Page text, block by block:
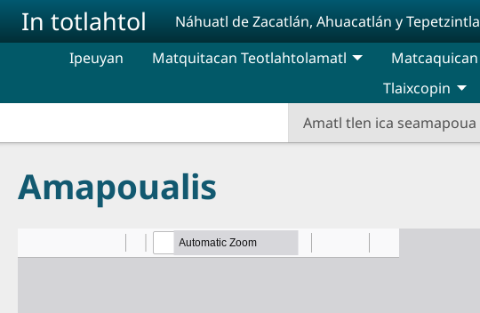
Pasar al contenido principal
In totlahtol Náhuatl de Zacatlán, Ahuacatlán y Tepetzintla
Ipeuyan Matquitacan Teotlahtolamatl
Amatl tlen ica seamapoua
Tlaixcopin
Amapoualis